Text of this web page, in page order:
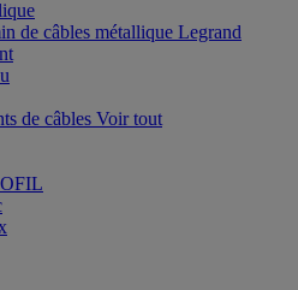
de câbles métallique Legrand
de câbles Voir tout